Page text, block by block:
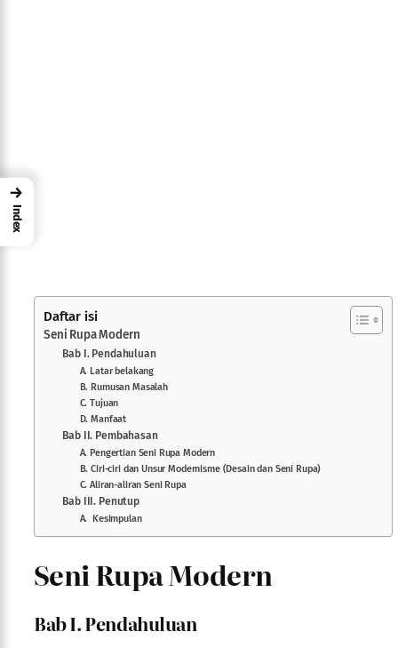
Daftar isi
Seni Rupa Modern
Bab I. Pendahuluan
A. Latar belakang
B. Rumusan Masalah
C. Tujuan
D. Manfaat
Bab II. Pembahasan
A. Pengertian Seni Rupa Modern
B. Ciri-ciri dan Unsur Modernisme (Desain dan Seni Rupa)
C. Aliran-aliran Seni Rupa
Bab III. Penutup
A. Kesimpulan
Seni Rupa Modern
Bab I. Pendahuluan
→
Index